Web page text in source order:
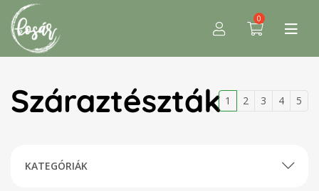
0
Száraztészták 1 2 3 4 5
KATEGÓRIÁK